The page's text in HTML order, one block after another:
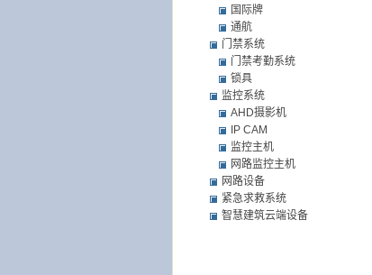
国际牌
通航
门禁系统
门禁考勤系统
锁具
监控系统
AHD摄影机
IP CAM
监控主机
网路监控主机
网路设备
紧急求救系统
智慧建筑云端设备